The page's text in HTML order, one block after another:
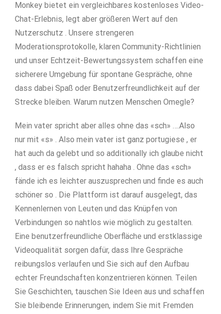
Monkey bietet ein vergleichbares kostenloses Video-
Chat-Erlebnis, legt aber größeren Wert auf den
Nutzerschutz . Unsere strengeren
Moderationsprotokolle, klaren Community-Richtlinien
und unser Echtzeit-Bewertungssystem schaffen eine
sicherere Umgebung für spontane Gespräche, ohne
dass dabei Spaß oder Benutzerfreundlichkeit auf der
Strecke bleiben. Warum nutzen Menschen Omegle?
Mein vater spricht aber alles ohne das «sch» ….Also
nur mit «s» . Also mein vater ist ganz portugiese , er
hat auch da gelebt und so additionally ich glaube nicht
, dass er es falsch spricht hahaha . Ohne das «sch»
fände ich es leichter auszusprechen und finde es auch
schöner so . Die Plattform ist darauf ausgelegt, das
Kennenlernen von Leuten und das Knüpfen von
Verbindungen so nahtlos wie möglich zu gestalten.
Eine benutzerfreundliche Oberfläche und erstklassige
Videoqualität sorgen dafür, dass Ihre Gespräche
reibungslos verlaufen und Sie sich auf den Aufbau
echter Freundschaften konzentrieren können. Teilen
Sie Geschichten, tauschen Sie Ideen aus und schaffen
Sie bleibende Erinnerungen, indem Sie mit Fremden